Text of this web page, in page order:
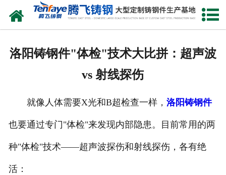
网站首页
生产能力
洛阳铸钢件"体检"技术大比拼：超声波
vs 射线探伤
就像人体需要X光和B超检查一样， 洛阳铸钢件
也要通过专门"体检"来发现内部隐患。目前常用的两
种"体检"技术——超声波探伤和射线探伤，各有绝
活：